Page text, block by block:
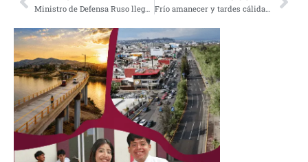
Frío amanecer y tardes cálidas, regiones con lluvias puntuales fuertes